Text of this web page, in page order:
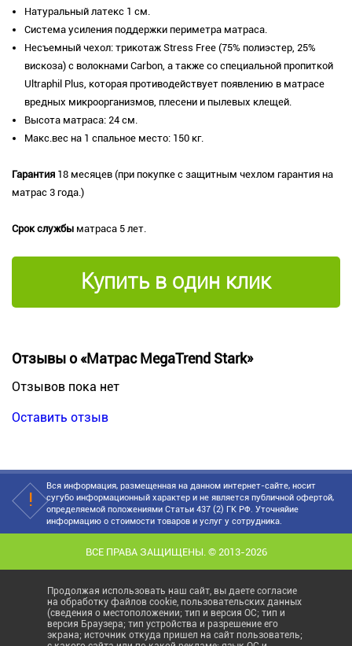
Натуральный латекс 1 см.
Система усиления поддержки периметра матраса.
Несъемный чехол: трикотаж Stress Free (75% полиэстер, 25%
вискоза) с волокнами Carbon, а также со специальной пропиткой
Ultraphil Plus, которая противодействует появлению в матрасе
вредных микроорганизмов, плесени и пылевых клещей.
Высота матраса: 24 см.
Макс.вес на 1 спальное место: 150 кг.
Гарантия 18 месяцев (при покупке с защитным чехлом гарантия на
матрас 3 года.)
Срок службы матраса 5 лет.
Купить в один клик
Отзывы о «Матрас MegaTrend Stark»
Отзывов пока нет
Оставить отзыв
Вся информация, размещенная на данном интернет-сайте, носит
сугубо информационный характер и не является публичной офертой,
определяемой положениями Статьи 437 (2) ГК РФ. Уточняйие
информацию о стоимости товаров и услуг у сотрудника.
ВСЕ ПРАВА ЗАЩИЩЕНЫ. © 2013-2026
Продолжая использовать наш сайт, вы даете согласие
на обработку файлов cookie, пользовательских данных
(сведения о местоположении; тип и версия ОС; тип и
версия Браузера; тип устройства и разрешение его
экрана; источник откуда пришел на сайт пользователь;